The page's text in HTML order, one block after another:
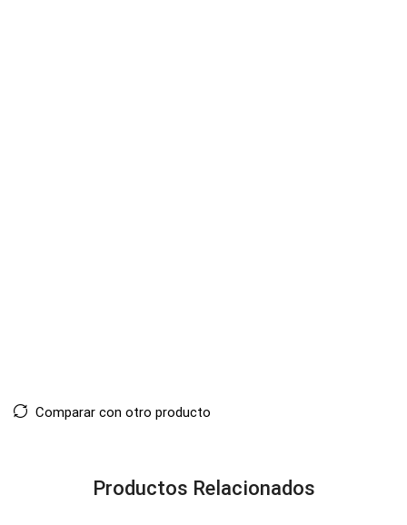
Comparar con otro producto
Productos Relacionados